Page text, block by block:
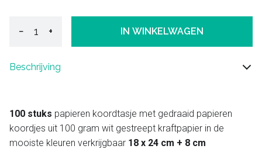
− + IN WINKELWAGEN
Beschrijving
100 stuks papieren koordtasje met gedraaid papieren
koordjes uit 100 gram wit gestreept kraftpapier in de
mooiste kleuren verkrijgbaar 18 x 24 cm + 8 cm